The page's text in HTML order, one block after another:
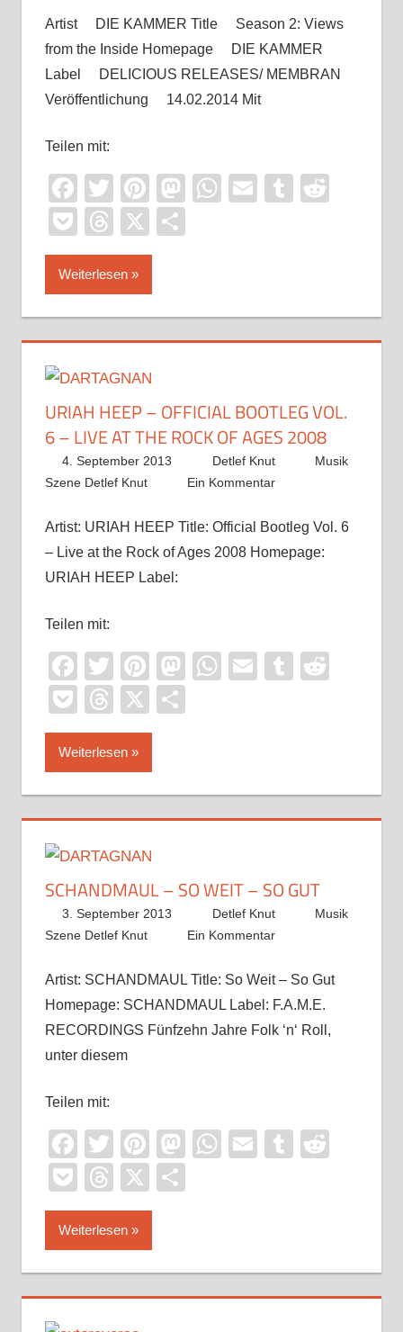
Artist DIE KAMMER Title Season 2: Views
from the Inside Homepage DIE KAMMER
Label DELICIOUS RELEASES/ MEMBRAN
Veröffentlichung 14.02.2014 Mit
Teilen mit:
Facebook
TwitterPinterest
Mastodon
WhatsApp
EmailTumblr
PocketThreads
X
Weiterlesen
URIAH HEEP – OFFICIAL BOOTLEG VOL.
6 – LIVE AT THE ROCK OF AGES 2008
4. September 2013 Detlef Knut
Musik
Szene Detlef Knut
Ein Kommentar
Artist: URIAH HEEP Title: Official Bootleg Vol. 6
– Live at the Rock of Ages 2008 Homepage:
URIAH HEEP Label:
Teilen mit:
Facebook
TwitterPinterest
Mastodon
WhatsApp
EmailTumblr
PocketThreads
X
Weiterlesen
SCHANDMAUL – SO WEIT – SO GUT
3. September 2013 Detlef Knut
Musik
Szene Detlef Knut
Ein Kommentar
Artist: SCHANDMAUL Title: So Weit – So Gut
Homepage: SCHANDMAUL Label: F.A.M.E.
RECORDINGS Fünfzehn Jahre Folk ‘n‘ Roll,
unter diesem
Teilen mit:
Facebook
TwitterPinterest
Mastodon
WhatsApp
EmailTumblr
PocketThreads
X
Weiterlesen